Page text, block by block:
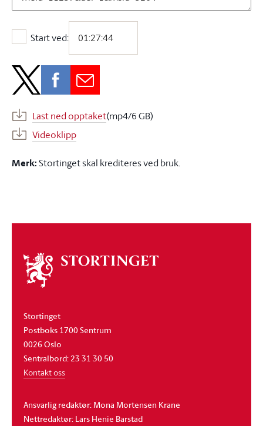
Start ved:
Start ved:
Last ned opptaket(mp4/6 GB)
Videoklipp
Merk:Stortinget skal krediteres ved bruk.
Om
stortinget
Stortinget
Postboks 1700 Sentrum
0026 Oslo
Sentralbord: 23 31 30 50
Kontakt oss
Ansvarlig redaktør: Mona Mortensen Krane
Nettredaktør: Lars Henie Barstad